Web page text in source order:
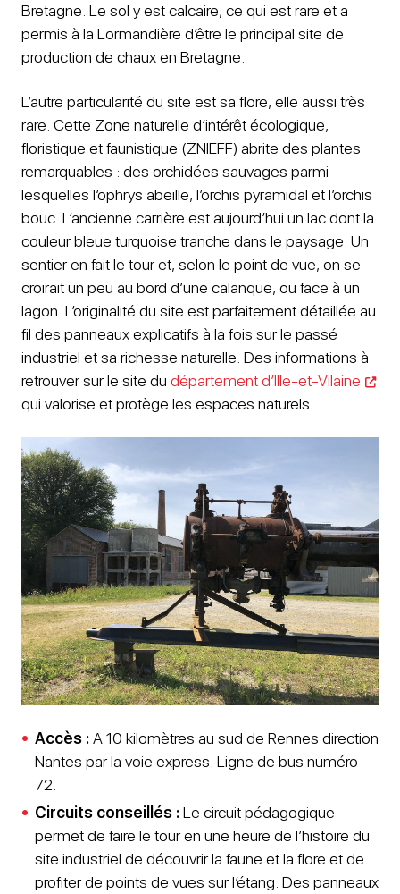
Bretagne. Le sol y est calcaire, ce qui est rare et a
permis à la Lormandière d’être le principal site de
production de chaux en Bretagne.
L’autre particularité du site est sa flore, elle aussi très
rare. Cette Zone naturelle d’intérêt écologique,
floristique et faunistique (ZNIEFF) abrite des plantes
remarquables : des orchidées sauvages parmi
lesquelles l’ophrys abeille, l’orchis pyramidal et l’orchis
bouc. L’ancienne carrière est aujourd’hui un lac dont la
couleur bleue turquoise tranche dans le paysage. Un
sentier en fait le tour et, selon le point de vue, on se
croirait un peu au bord d’une calanque, ou face à un
lagon. L’originalité du site est parfaitement détaillée au
fil des panneaux explicatifs à la fois sur le passé
industriel et sa richesse naturelle. Des informations à
retrouver sur le site du département d’Ille-et-Vilaine
qui valorise et protège les espaces naturels.
Accès :A 10 kilomètres au sud de Rennes direction
Nantes par la voie express. Ligne de bus numéro
72.
Circuits conseillés :Le circuit pédagogique
permet de faire le tour en une heure de l’histoire du
site industriel de découvrir la faune et la flore et de
profiter de points de vues sur l’étang. Des panneaux